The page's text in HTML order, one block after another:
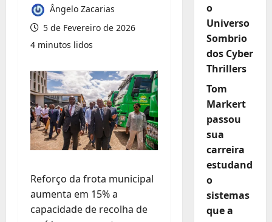
Ângelo Zacarias
5 de Fevereiro de 2026
4 minutos lidos
Reforço da frota municipal
aumenta em 15% a
capacidade de recolha de
o
Universo
Sombrio
dos Cyber
Thrillers
Tom
Markert
passou
sua
carreira
estudand
o
sistemas
que a